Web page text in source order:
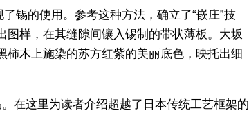
锡的使用。参考这种方法，确立了“嵌庄”技
样，在其缝隙间镶入锡制的带状薄板。大坂
木上施染的苏方红紫的美丽底色，映托出细
在这里为读者介绍超越了日本传统工艺框架的